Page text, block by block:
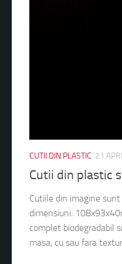
CUTII DIN PLASTIC 21
Cutii din plastic
Cutiile din imagine
dimensiuni:
complet biodegradabil
masa, cu sau fara